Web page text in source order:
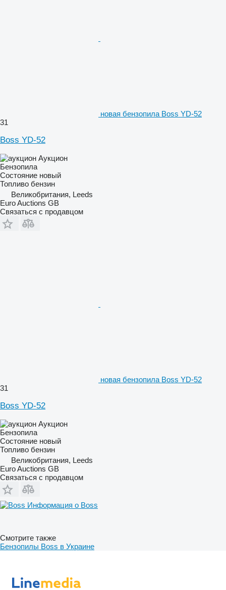
новая бензопила Boss YD-52
31
Boss YD-52
Аукцион
Бензопила
Состояние новый
Топливо бензин
Великобритания, Leeds
Euro Auctions GB
Связаться с продавцом
новая бензопила Boss YD-52
31
Boss YD-52
Аукцион
Бензопила
Состояние новый
Топливо бензин
Великобритания, Leeds
Euro Auctions GB
Связаться с продавцом
Информация о Boss
Смотрите также
Бензопилы Boss в Украине